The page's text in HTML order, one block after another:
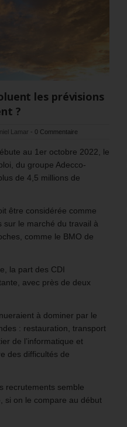
les prévisions
?
Lamar - 0 Commentaire
au 1er octobre 2022, le
du groupe Adecco-
de 4,5 millions de
être considérée comme
sur le marché du travail à
comme le BMO de
la part des CDI
avec près de deux
à dominer par le
: restauration, transport
de l’informatique et
des difficultés de
recrutements semble
si on le compare au début